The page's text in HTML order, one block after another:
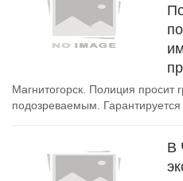
Магнитогорск. Полиция просит
подозреваемым. Гарантируется
В